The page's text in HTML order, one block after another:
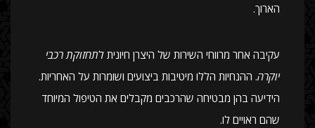
הארוך.
עקיבה אחר מרווחי השירות של היצרן חיונית לתחזוקת רכבי
יוקרה. ההנחיות הללו מיטיבות ביצועים ושומרות על האחריות.
הידיעה בהן מבטיחה שהרכבים מקבלים את הטיפול המיוחד
שהם ראויים לו.